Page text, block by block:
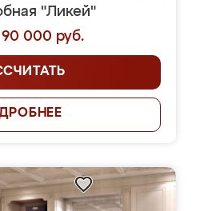
"Ликей"
000 руб.